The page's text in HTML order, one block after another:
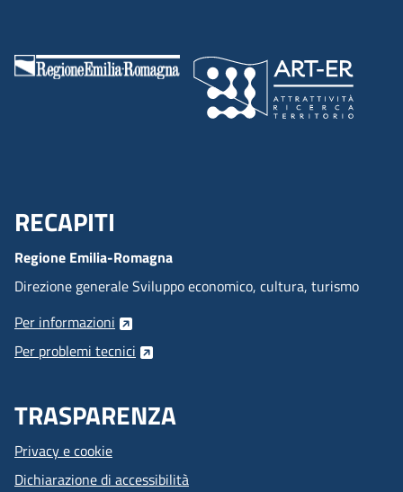
Menu Footer
RECAPITI
Regione Emilia-Romagna
Direzione generale Sviluppo economico, cultura, turismo
Per informazioni
Per problemi tecnici
TRASPARENZA
Privacy e cookie
Dichiarazione di accessibilità